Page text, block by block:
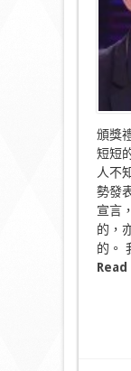
頒獎
短短
人不
勢發
宣言
的，
的。